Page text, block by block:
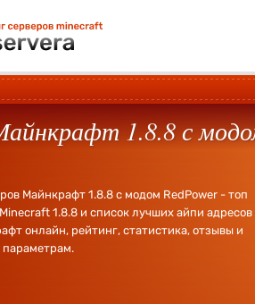
1.8.8 с
Майнкрафт 1.8.8 с модом RedPower - топ
1.8.8 и список лучших айпи адресов
онлайн, рейтинг, статистика, отзывы и
параметрам.